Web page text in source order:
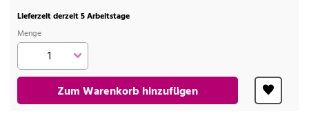
Lieferzeit derzeit 5 Arbeitstage
Menge
Zum Warenkorb hinzufügen